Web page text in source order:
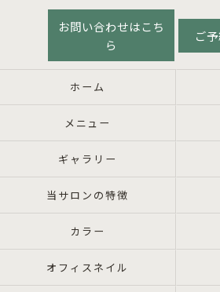
お問い合わせはこち
ら
ご
ホーム
メニュー
ギャラリー
当サロンの特徴
カラー
オフィスネイル